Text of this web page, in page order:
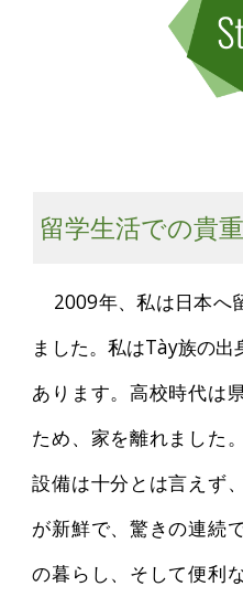
留学生活での貴
2009年、私は日本へ
ました。私はTày族の
あります。高校時代は
ため、家を離れました
設備は十分とは言えず
が新鮮で、驚きの連続
の暮らし、そして便利